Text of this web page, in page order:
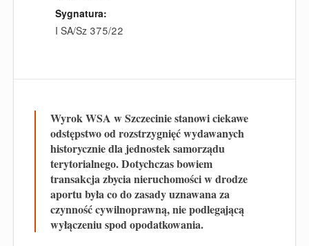
Sygnatura:
I SA/Sz 375/22
Wyrok WSA w Szczecinie stanowi ciekawe
odstępstwo od rozstrzygnięć wydawanych
historycznie dla jednostek samorządu
terytorialnego. Dotychczas bowiem
transakcja zbycia nieruchomości w drodze
aportu była co do zasady uznawana za
czynność cywilnoprawną, nie podlegającą
wyłączeniu spod opodatkowania.